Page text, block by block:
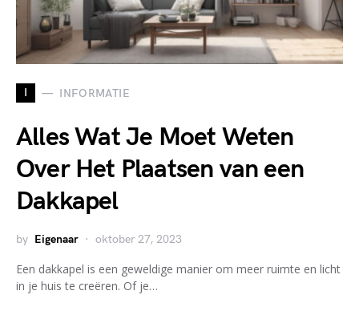
I INFORMATIE
Alles Wat Je Moet Weten
Over Het Plaatsen van een
Dakkapel
by Eigenaar oktober 27, 2023
Een dakkapel is een geweldige manier om meer ruimte en licht
in je huis te creëren. Of je…